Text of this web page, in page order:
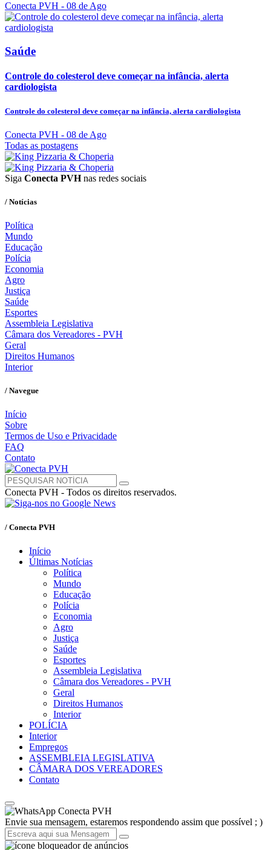
Conecta PVH - 08 de Ago
Saúde
Controle do colesterol deve começar na infância, alerta
cardiologista
Controle do colesterol deve começar na infância, alerta cardiologista
Conecta PVH - 08 de Ago
Todas as postagens
Siga Conecta PVHnas redes sociais
/ Notícias
Política
Mundo
Educação
Polícia
Economia
Agro
Justiça
Saúde
Esportes
Assembleia Legislativa
Câmara dos Vereadores - PVH
Geral
Direitos Humanos
Interior
/ Navegue
Início
Sobre
Termos de Uso e Privacidade
FAQ
Contato
Conecta PVH - Todos os direitos reservados.
/ Conecta PVH
Início
Últimas Notícias
Política
Mundo
Educação
Polícia
Economia
Agro
Justiça
Saúde
Esportes
Assembleia Legislativa
Câmara dos Vereadores - PVH
Geral
Direitos Humanos
Interior
POLÍCIA
Interior
Empregos
ASSEMBLEIA LEGISLATIVA
CÂMARA DOS VEREADORES
Contato
Conecta PVH
Envie sua mensagem, estaremos respondendo assim que possível ; )